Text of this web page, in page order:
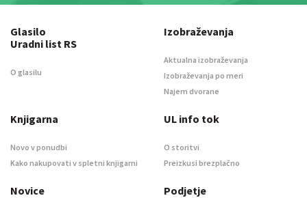
Glasilo
Uradni list RS
O glasilu
Izobraževanja
Aktualna izobraževanja
Izobraževanja po meri
Najem dvorane
Knjigarna
Novo v ponudbi
Kako nakupovati v spletni knjigarni
UL info tok
O storitvi
Preizkusi brezplačno
Novice Podjetje